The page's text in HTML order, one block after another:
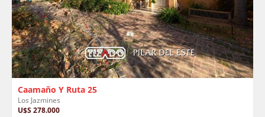
Caamaño Y Ruta 25
Los Jazmines
U$S 278.000